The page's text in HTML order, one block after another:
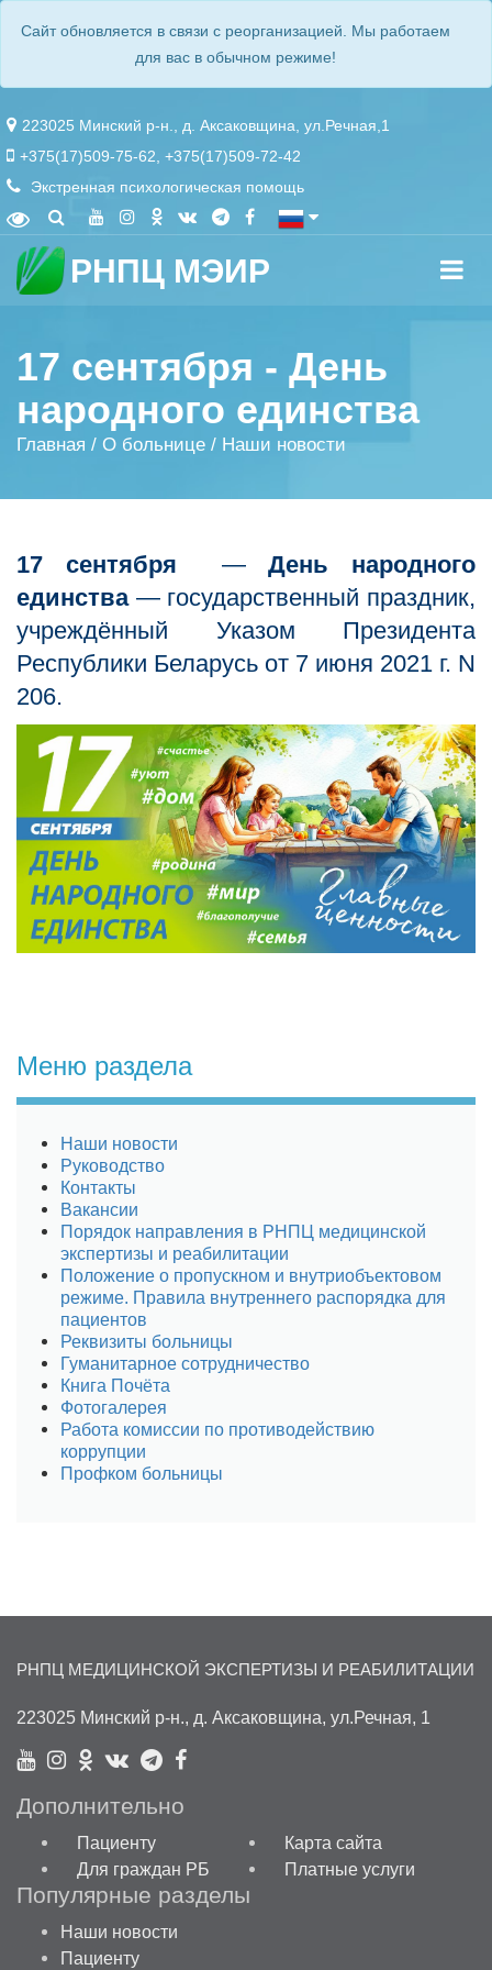
Сайт обновляется в связи с реорганизацией. Мы работаем
для вас в обычном режиме!
223025 Минский р-н., д. Аксаковщина, ул.Речная,1
+375(17)509-75-62 +375(17)509-72-42
Экстренная психологическая помощь
РНПЦ МЭИР
17 сентября - День
народного единства
Главная / О больнице / Наши новости
17 сентября —День народного
единства— государственный праздник,
учреждённый Указом Президента
Республики Беларусь от 7 июня 2021 г. N
206.
Меню раздела
Наши новости
Руководство
Контакты
Вакансии
Порядок направления в РНПЦ медицинской
экспертизы и реабилитации
Положение о пропускном и внутриобъектовом
режиме. Правила внутреннего распорядка для
пациентов
Реквизиты больницы
Гуманитарное сотрудничество
Книга Почёта
Фотогалерея
Работа комиссии по противодействию
коррупции
Профком больницы
РНПЦ МЕДИЦИНСКОЙ ЭКСПЕРТИЗЫ И РЕАБИЛИТАЦИИ
223025 Минский р-н., д. Аксаковщина, ул.Речная, 1
Дополнительно
Пациенту
Карта сайта
Для граждан РБ
Платные услуги
Популярные разделы
Наши новости
Пациенту